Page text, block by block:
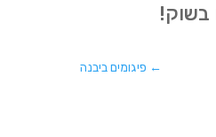
בשוק!
← פיגומים ביבנה